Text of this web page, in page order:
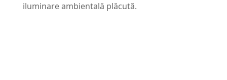
iluminare ambientală plăcută.